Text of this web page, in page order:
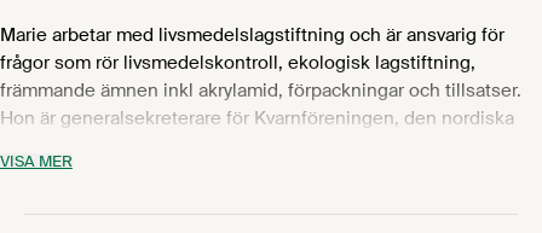
Marie arbetar med livsmedelslagstiftning och är ansvarig för
frågor som rör livsmedelskontroll, ekologisk lagstiftning,
främmande ämnen inkl akrylamid, förpackningar och tillsatser.
Hon är generalsekreterare för Kvarnföreningen, den nordiska
i Choklad- och kexfabikantföreningen och samordnar
VISA MER